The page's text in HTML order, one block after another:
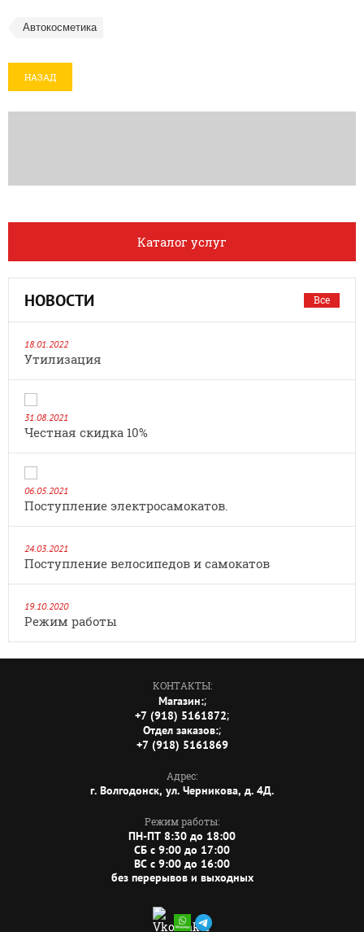
Автокосметика
НАЗАД
Каталог услуг
НОВОСТИ Все
18.01.2022
Утилизация
31.08.2021
Честная скидка 10%
06.05.2021
Поступление электросамокатов.
24.03.2021
Поступление велосипедов и самокатов
19.10.2020
Режим работы
КОНТАКТЫ:
Магазин:;
+7 (918) 5161872;
Отдел заказов:;
+7 (918) 5161869
Адрес:
г. Волгодонск, ул. Черникова, д. 4Д.
Режим работы:
ПН-ПТ 8:30 до 18:00
СБ c 9:00 до 17:00
ВС c 9:00 до 16:00
без перерывов и выходных